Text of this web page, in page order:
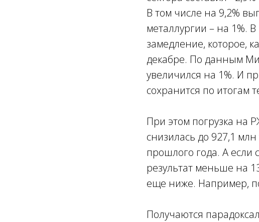
В том числе на 9,2%
металлургии – на 1%.
замедление, которое,
декабре. По данным
увеличился на 1%. И
сохранится по итогам
При этом погрузка на
снизилась до 927,1
прошлого года. А если
результат меньше на
еще ниже. Например,
Получаются